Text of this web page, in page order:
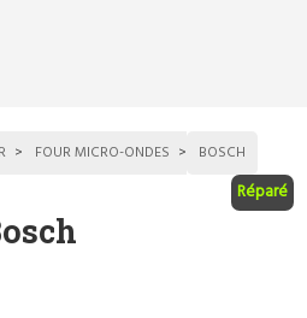
FOUR MICRO-ONDES BOSCH
Réparé